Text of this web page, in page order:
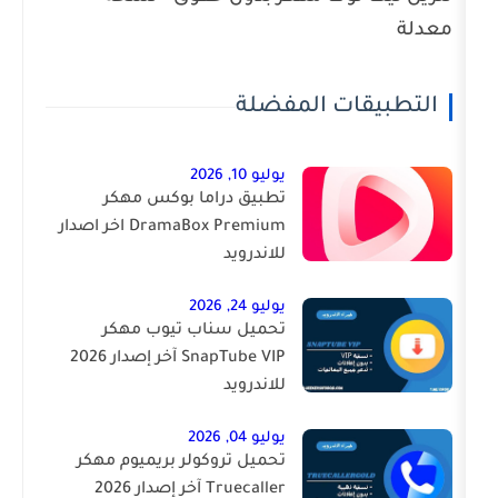
المفضلة
يوليو 10, 2026
تطبيق دراما بوكس مهكر
DramaBox Premium اخر اصدار
للاندرويد
يوليو 24, 2026
تحميل سناب تيوب مهكر
SnapTube VIP آخر إصدار 2026
للاندرويد
يوليو 04, 2026
تحميل تروكولر بريميوم مهكر
Truecaller آخر إصدار 2026